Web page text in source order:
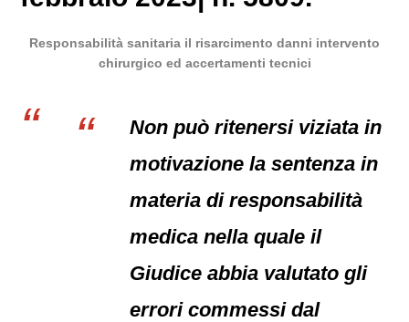
Responsabilità sanitaria il risarcimento danni intervento
chirurgico ed accertamenti tecnici
Non può ritenersi viziata in
motivazione la sentenza in
materia di responsabilità
medica nella quale il
Giudice abbia valutato gli
errori commessi dal